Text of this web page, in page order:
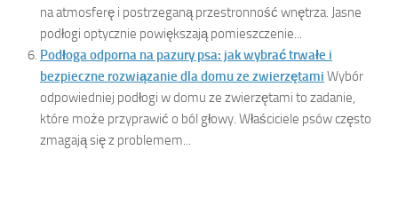
na atmosferę i postrzeganą przestronność wnętrza. Jasne
podłogi optycznie powiększają pomieszczenie...
Podłoga odporna na pazury psa: jak wybrać trwałe i
bezpieczne rozwiązanie dla domu ze zwierzętami Wybór
odpowiedniej podłogi w domu ze zwierzętami to zadanie,
które może przyprawić o ból głowy. Właściciele psów często
zmagają się z problemem...